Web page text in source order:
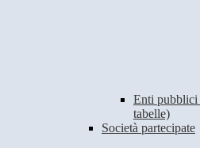
Enti pubblici
tabelle)
Società partecipate